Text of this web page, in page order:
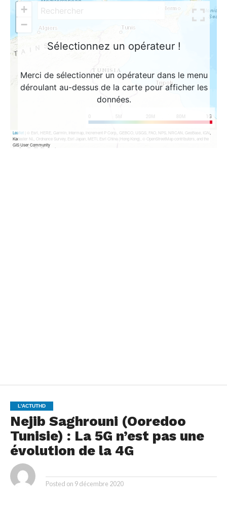
L'ACTUTHD
Nejib Saghrouni (Ooredoo
Tunisie) : La 5G n’est pas une
évolution de la 4G
Posted on 9 décembre 2020